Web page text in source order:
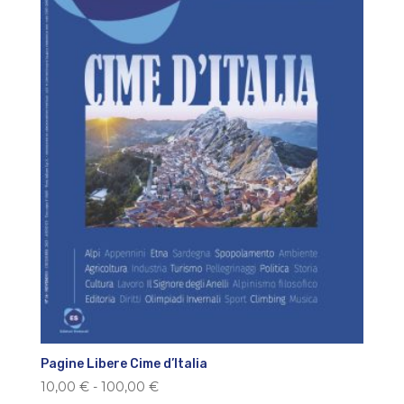
Pagine Libere Cime d’Italia
10,00 € - 100,00 €Fascia